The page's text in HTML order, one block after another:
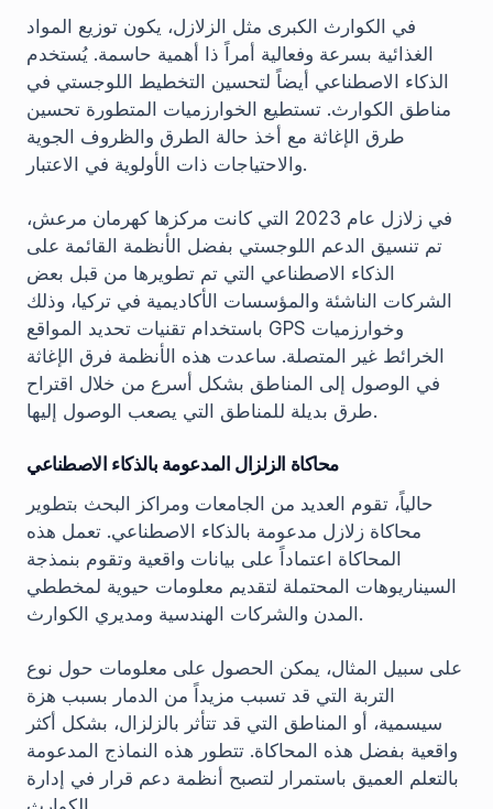
في الكوارث الكبرى مثل الزلازل، يكون توزيع المواد
الغذائية بسرعة وفعالية أمراً ذا أهمية حاسمة. يُستخدم
الذكاء الاصطناعي أيضاً لتحسين التخطيط اللوجستي في
مناطق الكوارث. تستطيع الخوارزميات المتطورة تحسين
طرق الإغاثة مع أخذ حالة الطرق والظروف الجوية
والاحتياجات ذات الأولوية في الاعتبار.
في زلازل عام 2023 التي كانت مركزها كهرمان مرعش،
تم تنسيق الدعم اللوجستي بفضل الأنظمة القائمة على
الذكاء الاصطناعي التي تم تطويرها من قبل بعض
الشركات الناشئة والمؤسسات الأكاديمية في تركيا، وذلك
باستخدام تقنيات تحديد المواقع GPS وخوارزميات
الخرائط غير المتصلة. ساعدت هذه الأنظمة فرق الإغاثة
في الوصول إلى المناطق بشكل أسرع من خلال اقتراح
طرق بديلة للمناطق التي يصعب الوصول إليها.
محاكاة الزلزال المدعومة بالذكاء الاصطناعي
حالياً، تقوم العديد من الجامعات ومراكز البحث بتطوير
محاكاة زلازل مدعومة بالذكاء الاصطناعي. تعمل هذه
المحاكاة اعتماداً على بيانات واقعية وتقوم بنمذجة
السيناريوهات المحتملة لتقديم معلومات حيوية لمخططي
المدن والشركات الهندسية ومديري الكوارث.
على سبيل المثال، يمكن الحصول على معلومات حول نوع
التربة التي قد تسبب مزيداً من الدمار بسبب هزة
سيسمية، أو المناطق التي قد تتأثر بالزلزال، بشكل أكثر
واقعية بفضل هذه المحاكاة. تتطور هذه النماذج المدعومة
بالتعلم العميق باستمرار لتصبح أنظمة دعم قرار في إدارة